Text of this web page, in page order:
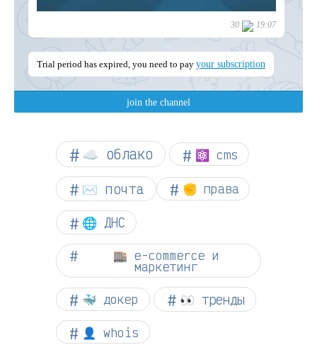
☁︎ облако ⚛ cms
✉️ почта ✊ права
🌐 ДНС
🏬 e-commerce и
маркетинг
🐳 докер 👀 тренды
👤 whois